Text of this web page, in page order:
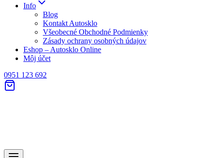
Info
Blog
Kontakt Autosklo
Všeobecné Obchodné Podmienky
Zásady ochrany osobných údajov
Eshop – Autosklo Online
Môj účet
0951 123 692